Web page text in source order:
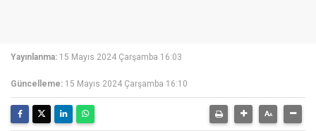
Yayınlanma: 15 Mayıs 2024 Çarşamba 16:03
Güncelleme: 15 Mayıs 2024 Çarşamba 16:10